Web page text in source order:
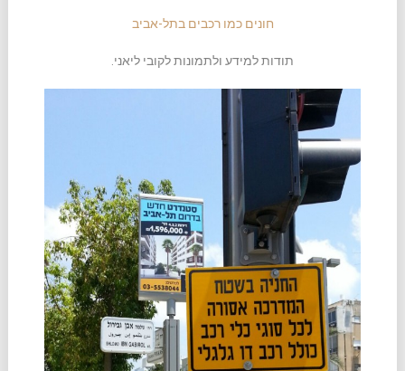
חונים כמו רכבים בתל-אביב
תודות למידע ולתמונות לקובי ליאני.